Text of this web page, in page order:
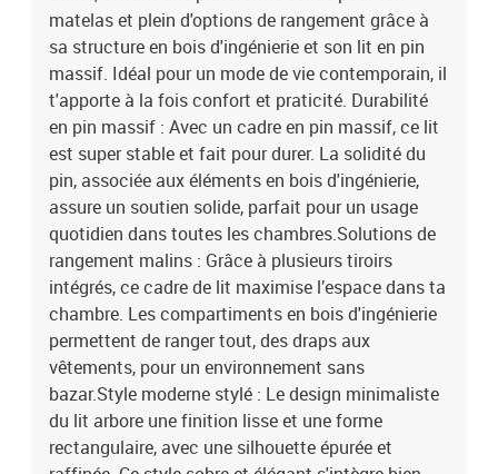
inclut les lattes.
matelas et plein d'options de rangement grâce à
sa structure en bois d'ingénierie et son lit en pin
massif. Idéal pour un mode de vie contemporain, il
t'apporte à la fois confort et praticité. Durabilité
en pin massif : Avec un cadre en pin massif, ce lit
est super stable et fait pour durer. La solidité du
pin, associée aux éléments en bois d'ingénierie,
assure un soutien solide, parfait pour un usage
quotidien dans toutes les chambres.Solutions de
rangement malins : Grâce à plusieurs tiroirs
intégrés, ce cadre de lit maximise l’espace dans ta
chambre. Les compartiments en bois d'ingénierie
permettent de ranger tout, des draps aux
vêtements, pour un environnement sans
bazar.Style moderne stylé : Le design minimaliste
du lit arbore une finition lisse et une forme
rectangulaire, avec une silhouette épurée et